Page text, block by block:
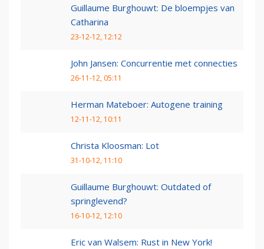
Guillaume Burghouwt: De bloempjes van
Catharina
23-12-12, 12:12
John Jansen: Concurrentie met connecties
26-11-12, 05:11
Herman Mateboer: Autogene training
12-11-12, 10:11
Christa Kloosman: Lot
31-10-12, 11:10
Guillaume Burghouwt: Outdated of
springlevend?
16-10-12, 12:10
Eric van Walsem: Rust in New York!